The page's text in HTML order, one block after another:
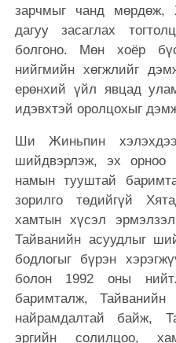
зарчмыг чанд мөрдөж,
дагуу засаглах
болгоно. Мөн хоёр
нийгмийн хөгжлийг
ерөнхий үйл явцад
идэвхтэй оролцохыг
Ши Жиньпин
шийдвэрлэж, эх орноо
намын тууштай
зорилго төдийгүй
хамтын хүсэл
Тайванийн асуудлыг
бодлогыг бүрэн
болон 1992 оны
баримталж, Тайванийн
найрамдалтай байж,
эргийн солилцоо,